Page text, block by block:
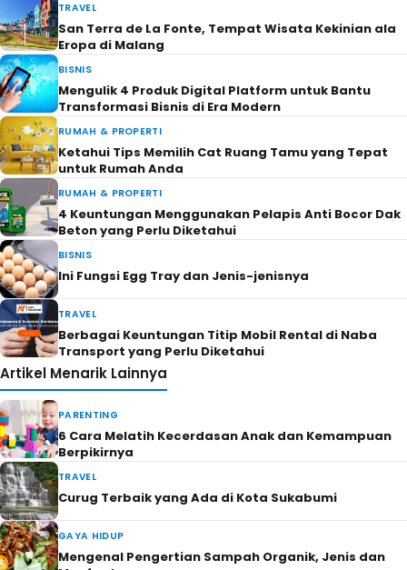
TRAVEL
San Terra de La Fonte, Tempat Wisata Kekinian ala
Eropa di Malang
BISNIS
Mengulik 4 Produk Digital Platform untuk Bantu
Transformasi Bisnis di Era Modern
RUMAH & PROPERTI
Ketahui Tips Memilih Cat Ruang Tamu yang Tepat
untuk Rumah Anda
RUMAH & PROPERTI
4 Keuntungan Menggunakan Pelapis Anti Bocor Dak
Beton yang Perlu Diketahui
BISNIS
Ini Fungsi Egg Tray dan Jenis-jenisnya
TRAVEL
Berbagai Keuntungan Titip Mobil Rental di Naba
Transport yang Perlu Diketahui
Artikel Menarik Lainnya
PARENTING
6 Cara Melatih Kecerdasan Anak dan Kemampuan
Berpikirnya
TRAVEL
Curug Terbaik yang Ada di Kota Sukabumi
GAYA HIDUP
Mengenal Pengertian Sampah Organik, Jenis dan